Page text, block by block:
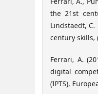
the 21st
Lindstaedt,
century skills,
Ferrari, A.
digital
(IPTS),